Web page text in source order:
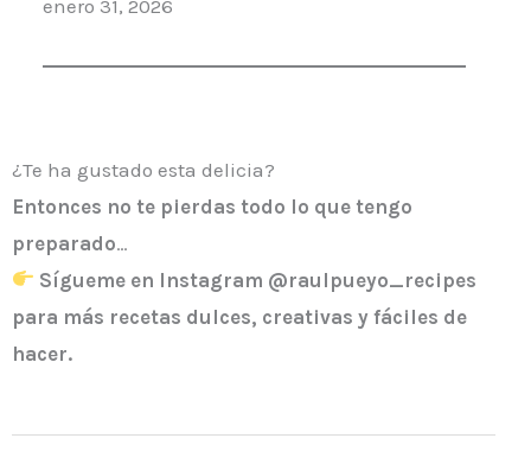
Fecha
enero 31, 2026
¿Te ha gustado esta delicia?
Entonces no te pierdas todo lo que tengo
preparado…
Sígueme en Instagram @raulpueyo_recipes
para más recetas dulces, creativas y fáciles de
hacer.